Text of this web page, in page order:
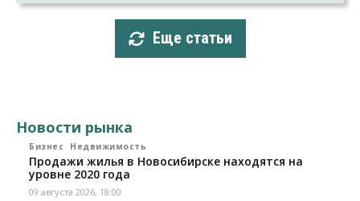
Еще статьи
Новости рынка
Бизнес Недвижимость
Продажи жилья в Новосибирске находятся на
уровне 2020 года
09 августа 2026, 18:00